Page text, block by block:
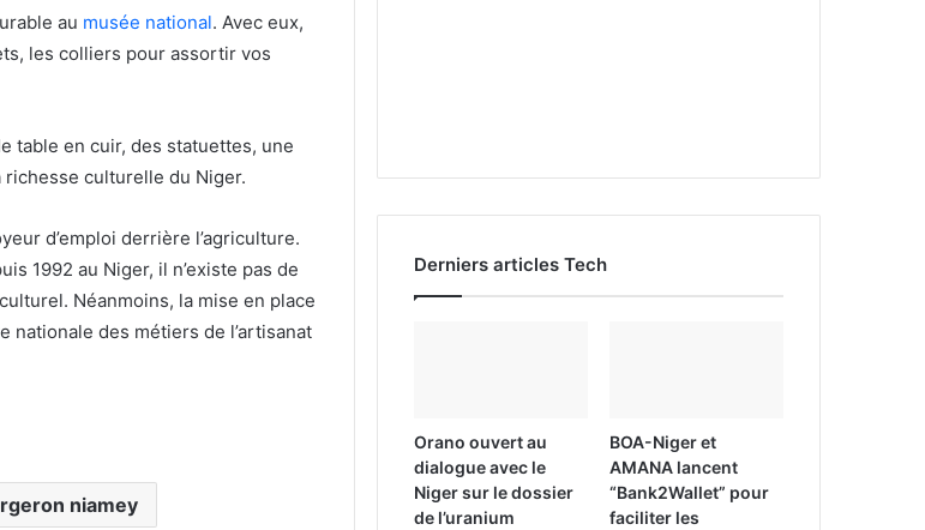
au musée national. Avec eux,
les colliers pour assortir vos
table en cuir, des statuettes, une
culturelle du Niger.
d’emploi derrière l’agriculture.
1992 au Niger, il n’existe pas de
Néanmoins, la mise en place
nationale des métiers de l’artisanat
niamey
Derniers articles Tech
Orano ouvert au
dialogue avec le
Niger sur le dossier
de l’uranium
BOA-Niger et
AMANA lancent
“Bank2Wallet” pour
faciliter les